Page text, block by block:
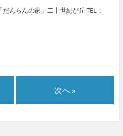
んらんの家」二十世紀が丘 TEL：
次へ »